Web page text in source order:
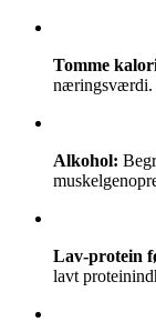
Tomme
næringsværdi.
Alkohol:
Lav-protein
lavt